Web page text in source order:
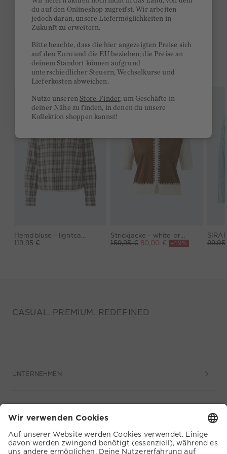
Ab 300€ versandkostenfrei
DAS KÖNNTE DIR GEFALLEN
Hemdbluse - lightcamel lilac
119,95 €
Strickjacke - white brown
159,95 € 80,00 € -49%
CASUAL. PREMIUM. REDEFINED
UNTERNEHMEN
KUNDENSERVICE
du auf den Onlineshop zugreifst. Wir arbeiten
jedoch daran, unsere Liefermöglichkeiten in
Zukunft zu erweitern.
Bitte beachte, dass die hier angezeigten Preise sich
auf den Euro und die EU beziehen; die Preise an
deinem Standort können aufgrund
unterschiedlicher Steuern, Wechselkurse und
Lieferkosten abweichen.
Nutze unserenStore-Finder, um Geschäfte in
deiner Nähe zu finden, in denen du unsere
Kollektion shoppen kannst!